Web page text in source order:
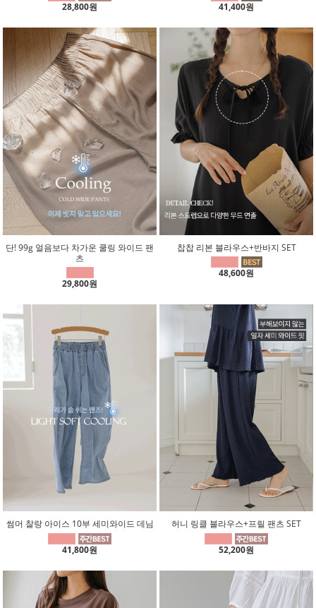
28,800원 41,400원
단! 99g 얼음보다 차가운 쿨링 와이드 팬
츠
29,800원
찹찹 리본 블라우스+반바지 SET
48,600원
썸머 찰랑 아이스 10부 세미와이드 데님
41,800원
허니 링클 블라우스+프릴 팬츠 SET
52,200원